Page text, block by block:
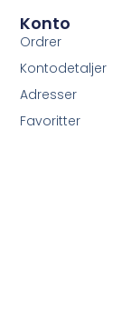
Konto
Ordrer
Kontodetaljer
Adresser
Favoritter